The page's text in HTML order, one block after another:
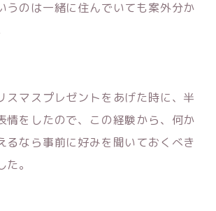
うのは一緒に住んでいても案外分か
スマスプレゼントをあげた時に、半
情をしたので、この経験から、何か
るなら事前に好みを聞いておくべき
。